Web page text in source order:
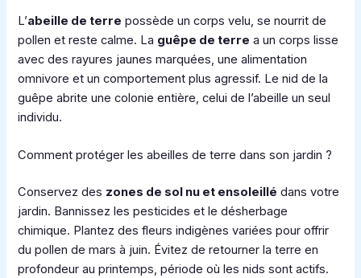
L’abeille de terre possède un corps velu, se nourrit de
pollen et reste calme. La guêpe de terre a un corps lisse
avec des rayures jaunes marquées, une alimentation
omnivore et un comportement plus agressif. Le nid de la
guêpe abrite une colonie entière, celui de l’abeille un seul
individu.
Comment protéger les abeilles de terre dans son jardin ?
Conservez des zones de sol nu et ensoleillé dans votre
jardin. Bannissez les pesticides et le désherbage
chimique. Plantez des fleurs indigènes variées pour offrir
du pollen de mars à juin. Évitez de retourner la terre en
profondeur au printemps, période où les nids sont actifs.